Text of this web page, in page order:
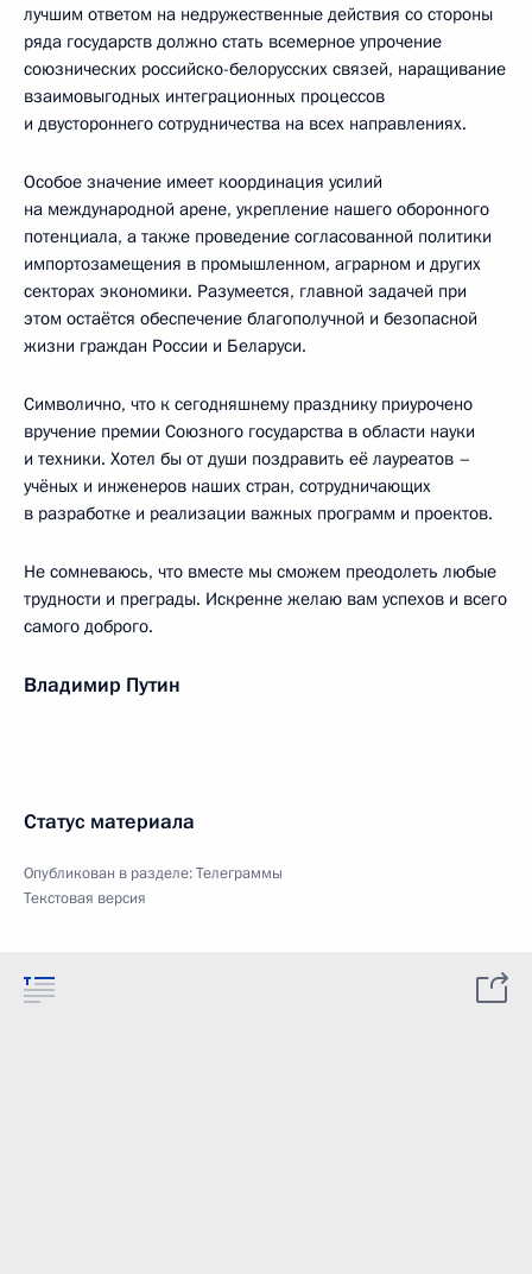
лучшим ответом на недружественные действия со стороны
ряда государств должно стать всемерное упрочение
союзнических российско-белорусских связей, наращивание
взаимовыгодных интеграционных процессов
и двустороннего сотрудничества на всех направлениях.
Особое значение имеет координация усилий
на международной арене, укрепление нашего оборонного
потенциала, а также проведение согласованной политики
импортозамещения в промышленном, аграрном и других
секторах экономики. Разумеется, главной задачей при
этом остаётся обеспечение благополучной и безопасной
жизни граждан России и Беларуси.
Символично, что к сегодняшнему празднику приурочено
вручение премии Союзного государства в области науки
и техники. Хотел бы от души поздравить её лауреатов –
учёных и инженеров наших стран, сотрудничающих
в разработке и реализации важных программ и проектов.
Не сомневаюсь, что вместе мы сможем преодолеть любые
трудности и преграды. Искренне желаю вам успехов и всего
самого доброго.
Владимир Путин
Статус материала
Опубликован в разделе:Телеграммы
Текстовая версия